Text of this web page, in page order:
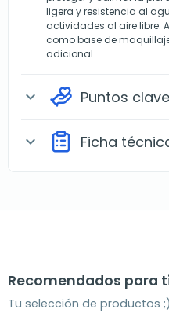
ligera y resistencia al
actividades al aire libre.
como base de
adicional.
expand_more Puntos clave
expand_more Ficha
Recomendados para
Tu selección de productos ;)